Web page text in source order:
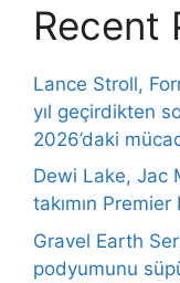
Recent
Lance Stroll,
yıl geçirdikten
2026’daki
Dewi Lake, Jac
takımın Premier
Gravel Earth
podyumunu